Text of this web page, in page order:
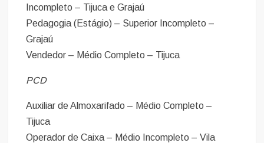
Incompleto – Tijuca e Grajaú
Pedagogia (Estágio) – Superior Incompleto –
Grajaú
Vendedor – Médio Completo – Tijuca
PCD
Auxiliar de Almoxarifado – Médio Completo –
Tijuca
Operador de Caixa – Médio Incompleto – Vila